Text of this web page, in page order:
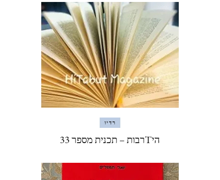
רדיו
היTרבות – תכנית מספר 33